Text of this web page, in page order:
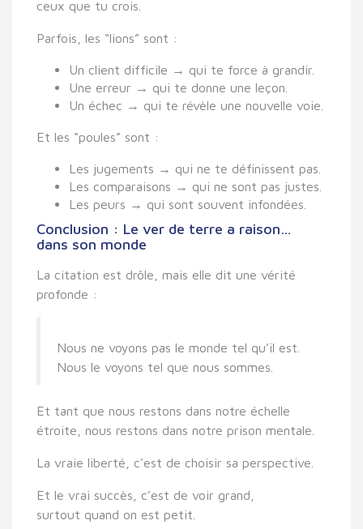
ceux que tu crois.
Parfois, les “lions” sont :
Un client difficile → qui te force à grandir.
Une erreur → qui te donne une leçon.
Un échec → qui te révèle une nouvelle voie.
Et les “poules” sont :
Les jugements → qui ne te définissent pas.
Les comparaisons → qui ne sont pas justes.
Les peurs → qui sont souvent infondées.
Conclusion : Le ver de terre a raison…
dans son monde
La citation est drôle, mais elle dit une vérité
profonde :
Nous ne voyons pas le monde tel qu’il est.
Nous le voyons tel que nous sommes.
Et tant que nous restons dans notre échelle
étroite, nous restons dans notre prison mentale.
La vraie liberté, c’est de choisir sa perspective
Et le vrai succès, c’est de voir grand,
surtout quand on est petit.